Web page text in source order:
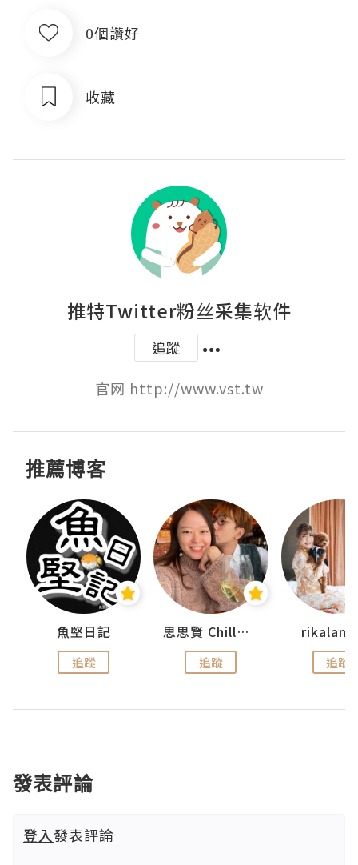
0個讚好
收藏
推特Twitter粉丝采集软件
追蹤
官网 http://www.vst.tw
推薦博客
魚堅日記
追蹤
思思賢 ChillMyBabe
追蹤 追蹤
發表評論
登入發表評論